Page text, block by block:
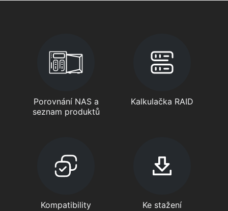
Porovnání NAS a
seznam produktů
Kalkulačka RAID
Kompatibility Ke stažení